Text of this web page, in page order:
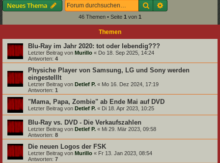
Neues Thema Suche
46 Themen • Seite 1 von 1
Themen
Blu-Ray im Jahr 2020: tot oder lebendig???
Letzter Beitrag von Murillo « Do 18. Sep 2025, 14:24
Antworten: 4
Physiche Player von Samsung, LG und Sony werden
eingestelllt
Letzter Beitrag von Detlef P. « Mo 16. Dez 2024, 17:19
Antworten: 1
"Mama, Papa, Zombie" ab Ende Mai auf DVD
Letzter Beitrag von Detlef P. « Di 18. Apr 2023, 10:25
Blu-Ray vs. DVD - Die Verkaufszahlen
Letzter Beitrag von Detlef P. « Mi 29. Mär 2023, 09:58
Antworten: 8
Die neuen Logos der FSK
Letzter Beitrag von Murillo « Fr 13. Jan 2023, 08:54
Antworten: 7